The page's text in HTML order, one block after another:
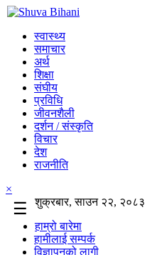
स्वास्थ्य
समाचार
अर्थ
शिक्षा
संघीय
प्रविधि
जीवनशैली
दर्शन / संस्कृति
विचार
देश
राजनीति
×
☰
शुक्रबार, साउन २२, २०८३
हाम्रो बारेमा
हामीलाई सम्पर्क
विज्ञापनको लागी